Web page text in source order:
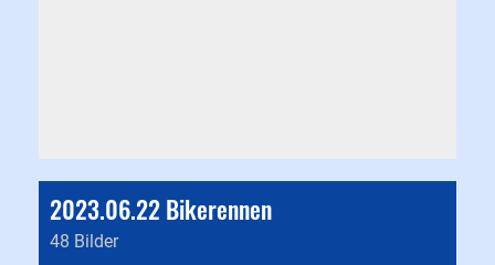
2023.06.22 Bikerennen
48 Bilder